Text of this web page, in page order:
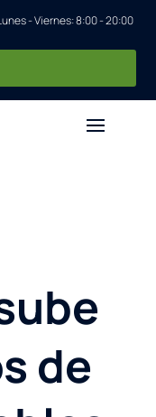
- Viernes: 8:00 - 20:00
de